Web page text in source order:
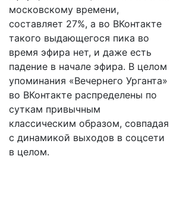
московскому времени,
составляет 27%, а во ВКонтакте
такого выдающегося пика во
время эфира нет, и даже есть
падение в начале эфира. В целом
упоминания «Вечернего Урганта»
во ВКонтакте распределены по
суткам привычным
классическим образом, совпадая
с динамикой выходов в соцсети
в целом.